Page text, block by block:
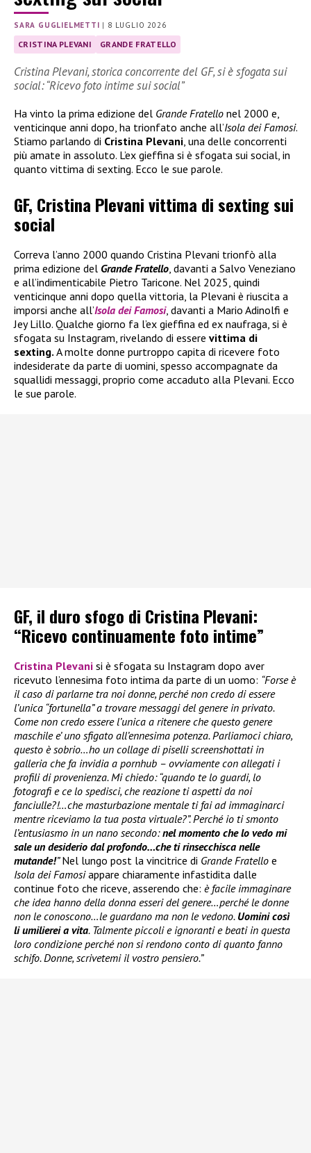
SARA GUGLIELMETTI | 8 LUGLIO 2026
CRISTINA PLEVANI GRANDE FRATELLO
Cristina Plevani, storica concorrente del GF, si è sfogata sui
social: “Ricevo foto intime sui social”
Ha vinto la prima edizione del Grande Fratello nel 2000 e,
venticinque anni dopo, ha trionfato anche all’Isola dei Famosi.
Stiamo parlando di Cristina Plevani, una delle concorrenti
più amate in assoluto. L’ex gieffina si è sfogata sui social, in
quanto vittima di sexting. Ecco le sue parole.
GF, Cristina Plevani vittima di sexting sui
social
Correva l’anno 2000 quando Cristina Plevani trionfò alla
prima edizione del Grande Fratello , davanti a Salvo Veneziano
e all’indimenticabile Pietro Taricone. Nel 2025, quindi
venticinque anni dopo quella vittoria, la Plevani è riuscita a
imporsi anche all’Isola dei Famosi, davanti a Mario Adinolfi e
Jey Lillo. Qualche giorno fa l’ex gieffina ed ex naufraga, si è
sfogata su Instagram, rivelando di essere vittima di
sexting. A molte donne purtroppo capita di ricevere foto
indesiderate da parte di uomini, spesso accompagnate da
squallidi messaggi, proprio come accaduto alla Plevani. Ecco
le sue parole.
GF, il duro sfogo di Cristina Plevani:
“Ricevo continuamente foto intime”
Cristina Plevani si è sfogata su Instagram dopo aver
ricevuto l’ennesima foto intima da parte di un uomo: “Forse è
il caso di parlarne tra noi donne, perché non credo di essere
l’unica “fortunella” a trovare messaggi del genere in privato.
Come non credo essere l’unica a ritenere che questo genere
maschile e’ uno sfigato all’ennesima potenza. Parliamoci chiaro,
questo è sobrio…ho un collage di piselli screenshottati in
galleria che fa invidia a pornhub – ovviamente con allegati i
profili di provenienza. Mi chiedo: “quando te lo guardi, lo
fotografi e ce lo spedisci, che reazione ti aspetti da noi
fanciulle?!…che masturbazione mentale ti fai ad immaginarci
mentre riceviamo la tua posta virtuale?”. Perché io ti smonto
l’entusiasmo in un nano secondo:nel momento che lo vedo mi
sale un desiderio dal profondo…che ti rinsecchisca nelle
mutande!”Nel lungo post la vincitrice di Grande Fratello e
Isola dei Famosiappare chiaramente infastidita dalle
continue foto che riceve, asserendo che: è facile immaginare
che idea hanno della donna esseri del genere…perché le donne
non le conoscono…le guardano ma non le vedono. Uomini così
li umilierei a vita. Talmente piccoli e ignoranti e beati in questa
loro condizione perché non si rendono conto di quanto fanno
schifo. Donne, scrivetemi il vostro pensiero.”